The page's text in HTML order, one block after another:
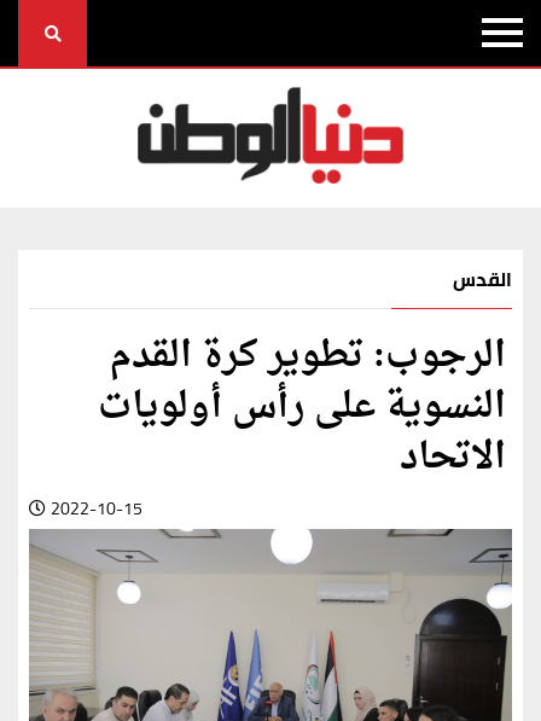
القدس
الرجوب: تطوير كرة القدم
النسوية على رأس أولويات
الاتحاد
2022-10-15